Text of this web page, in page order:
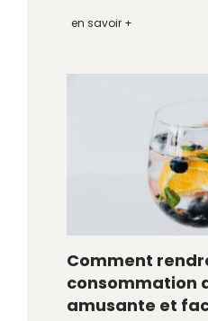
en savoir +
Comment
consommation
amusante et